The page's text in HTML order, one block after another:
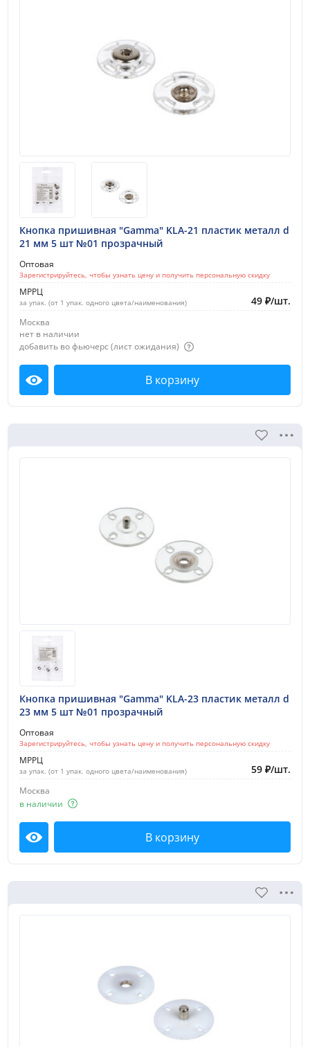
Кнопка пришивная "Gamma" KLA-21 пластик металл d
21 мм 5 шт №01 прозрачный
Оптовая
Зарегистрируйтесь, чтобы узнать цену и получить персональную скидку
МРРЦ
за упак. (от 1 упак. одного цвета/наименования) 49 ₽/шт.
Москва
нет в наличии
добавить во фьючерс (лист ожидания)
Посмотреть В корзину
Кнопка пришивная "Gamma" KLA-23 пластик металл d
23 мм 5 шт №01 прозрачный
Оптовая
Зарегистрируйтесь, чтобы узнать цену и получить персональную скидку
МРРЦ
за упак. (от 1 упак. одного цвета/наименования) 59 ₽/шт.
Москва
в наличии
Посмотреть В корзину